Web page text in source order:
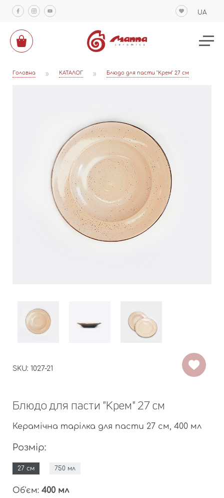
UA
Головна » КАТАЛОГ » Блюдо для пасти "Крем" 27 см
SKU: 1027-21
Блюдо для пасти "Крем" 27 см
Керамічна тарілка для пасти 27 см, 400 мл
Розмір:
27 см 750 мл
Об'єм: 400 мл